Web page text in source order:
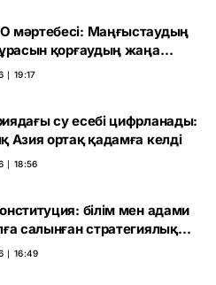
мәртебесі: Маңғыстаудың
қорғаудың жаңа
∣ 19:17
су есебі цифрланады:
Азия ортақ қадамға келді
∣ 18:56
білім мен адами
салынған стратегиялық
∣ 16:49